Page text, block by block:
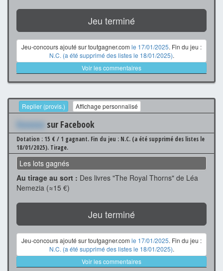
Jeu terminé
Jeu-concours ajouté sur toutgagner.com le 17/01/2025. Fin du jeu :
N.C. (a été supprimé des listes le 18/01/2025).
Voir les commentaires
Replier (provis.) Affichage personnalisé
Xxxxxxx sur Facebook
Dotation : 15 € / 1 gagnant. Fin du jeu : N.C. (a été supprimé des listes le
18/01/2025). Tirage.
Les lots gagnés
Au tirage au sort : Des livres "The Royal Thorns" de Léa
Nemezia (≈15 €)
Jeu terminé
Jeu-concours ajouté sur toutgagner.com le 17/01/2025. Fin du jeu :
N.C. (a été supprimé des listes le 18/01/2025).
Voir les commentaires